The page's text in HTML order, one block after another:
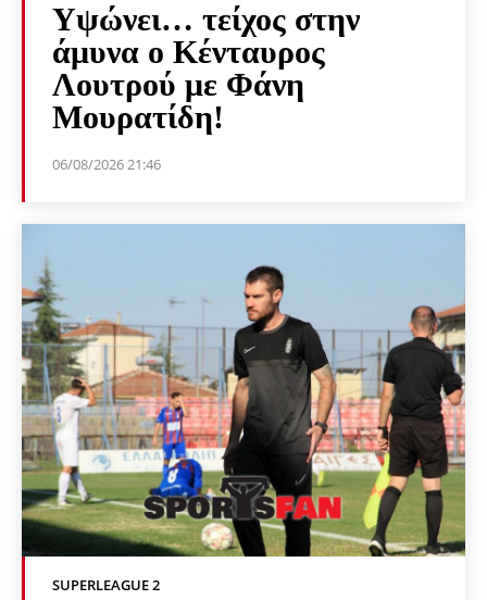
Υψώνει… τείχος στην
άμυνα ο Κένταυρος
Λουτρού με Φάνη
Μουρατίδη!
06/08/2026 21:46
SUPERLEAGUE 2